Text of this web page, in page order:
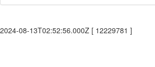
2024-08-13T02:52:56.000Z [ 12229781 ]